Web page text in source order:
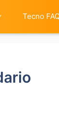
Tecno